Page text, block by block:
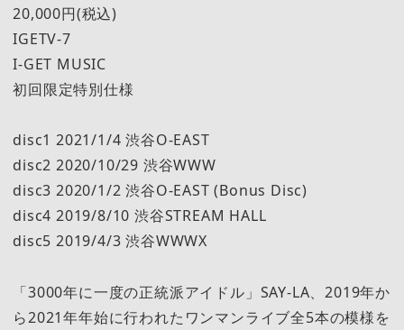
20,000円(税込)
IGETV-7
I-GET MUSIC
初回限定特別仕様
disc1 2021/1/4 渋谷O-EAST
disc2 2020/10/29 渋谷WWW
disc3 2020/1/2 渋谷O-EAST (Bonus Disc)
disc4 2019/8/10 渋谷STREAM HALL
disc5 2019/4/3 渋谷WWWX
「3000年に一度の正統派アイドル」SAY-LA、2019年か
ら2021年年始に行われたワンマンライブ全5本の模様を